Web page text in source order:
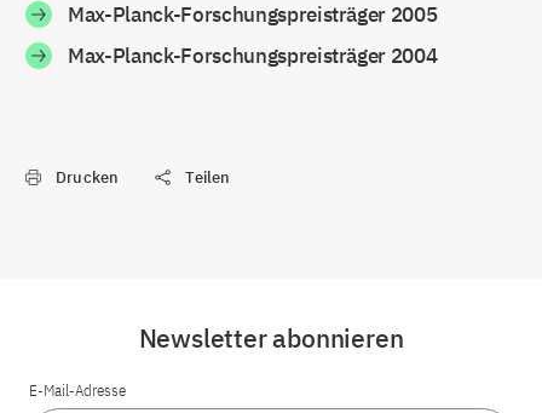
Max-Planck-Forschungspreisträger 2005
Max-Planck-Forschungspreisträger 2004
Drucken Teilen
Newsletter abonnieren
E-Mail-Adresse